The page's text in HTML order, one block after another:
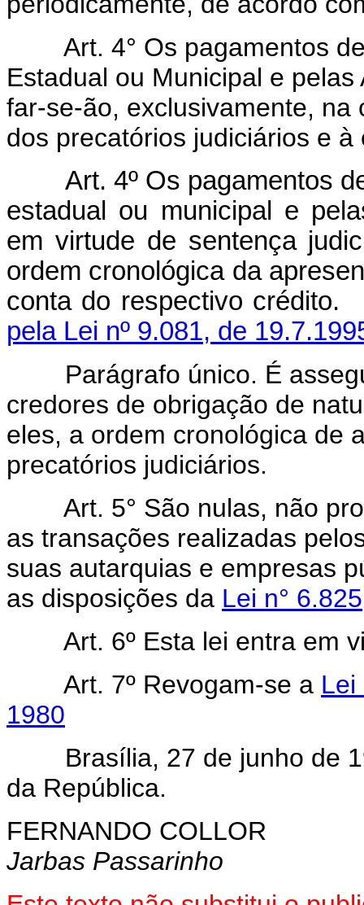
Art. 4° Os pagamentos
Estadual ou Municipal e
far-se-ão, exclusivamente,
dos precatórios judiciários e
Art. 4º Os pagamentos
estadual ou municipal e
em virtude de sentença
ordem cronológica da
conta do respectivo
pela Lei nº 9.081, de
Parágrafo único. É
credores de obrigação de
eles, a ordem cronológica de
precatórios judiciários.
Art. 5° São nulas, não
as transações realizadas
suas autarquias e empresas
as disposições da Lei n°
Art. 6º Esta lei entra em
Art. 7º Revogam-se a Lei
1980
Brasília, 27 de junho de
da República.
FERNANDO COLLOR
Jarbas Passarinho